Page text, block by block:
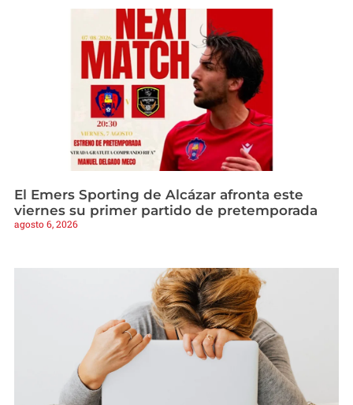
El Emers Sporting de Alcázar afronta este
viernes su primer partido de pretemporada
agosto 6, 2026